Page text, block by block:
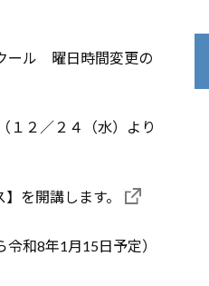
ール 曜日時間変更の
２／２４（水）より
を開講します。
和8年1月15日予定）